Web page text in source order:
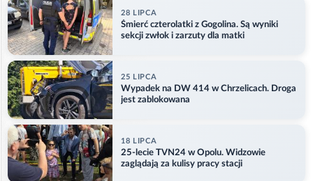
28 LIPCA
Śmierć czterolatki z Gogolina. Są wyniki
sekcji zwłok i zarzuty dla matki
25 LIPCA
Wypadek na DW 414 w Chrzelicach. Droga
jest zablokowana
18 LIPCA
25-lecie TVN24 w Opolu. Widzowie
zaglądają za kulisy pracy stacji